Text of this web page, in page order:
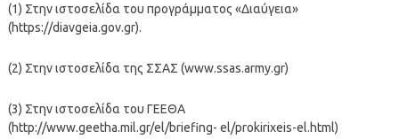
(1) Στην ιστοσελίδα του προγράμματος «Διαύγεια»
(https://diavgeia.gov.gr).
(2) Στην ιστοσελίδα της ΣΣΑΣ (www.ssas.army.gr)
(3) Στην ιστοσελίδα του ΓΕΕΘΑ
(http://www.geetha.mil.gr/el/briefing- el/prokirixeis-el.html)